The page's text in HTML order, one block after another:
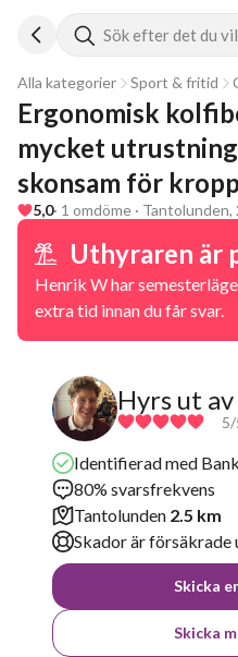
Sök efter det du
Alla kategorier Sport & fritid
Ergonomisk
mycket
skonsam för
5,0· 1 omdöme · Tantolunden,
Uthyraren är
Henrik W har
extra tid innan du får svar.
Hyrs ut av
5/
Identifierad med
80% svarsfrekvens
Tantolunden 2.5 km
Skador är försäkrade
Skicka
Skicka